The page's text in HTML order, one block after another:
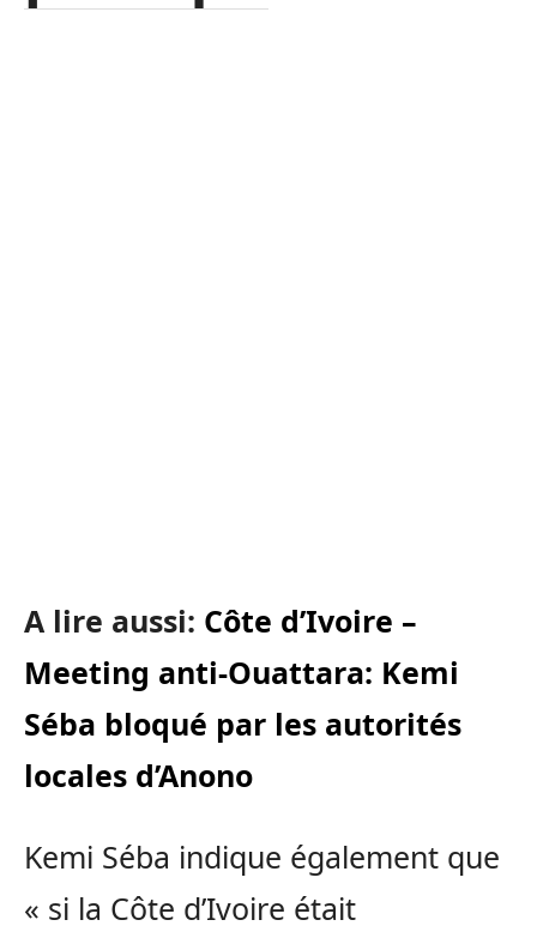
A lire aussi: Côte d’Ivoire –
Meeting anti-Ouattara: Kemi
Séba bloqué par les autorités
locales d’Anono
Kemi Séba indique également que
« si la Côte d’Ivoire était